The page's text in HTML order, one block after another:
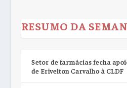
RESUMO DA
Setor de farmácias fecha
de Erivelton Carvalho à CLDF